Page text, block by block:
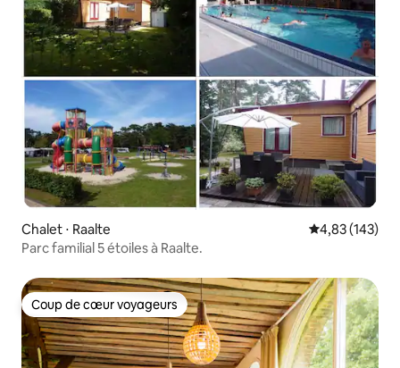
Chalet ⋅ Raalte Évaluation
4,83 (143)
Parc familial 5 étoiles à Raalte.
Coup de cœur voyageurs
Coup de cœur voyageurs